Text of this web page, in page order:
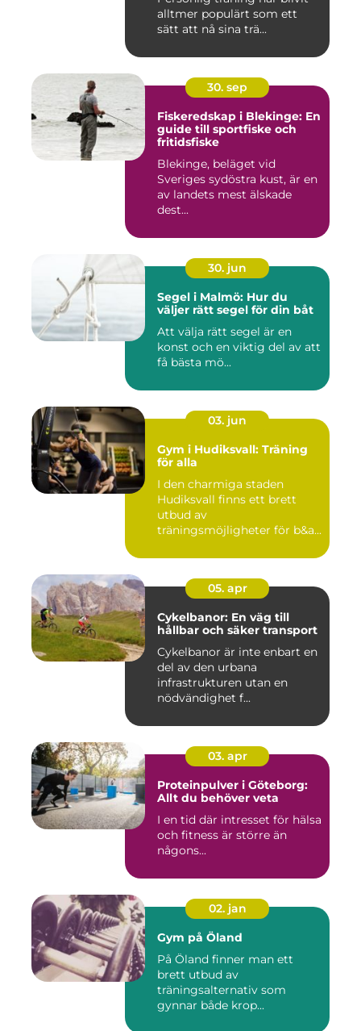
alltmer populärt som ett
sätt att nå sina trä...
30. sep
Fiskeredskap i Blekinge: En
guide till sportfiske och
fritidsfiske
Blekinge, beläget vid
Sveriges sydöstra kust, är en
av landets mest älskade
dest...
30. jun
Segel i Malmö: Hur du
väljer rätt segel för din båt
Att välja rätt segel är en
konst och en viktig del av att
få bästa mö...
03. jun
Gym i Hudiksvall: Träning
för alla
I den charmiga staden
Hudiksvall finns ett brett
utbud av
träningsmöjligheter för b&a...
05. apr
Cykelbanor: En väg till
hållbar och säker transport
Cykelbanor är inte enbart en
del av den urbana
infrastrukturen utan en
nödvändighet f...
03. apr
Proteinpulver i Göteborg:
Allt du behöver veta
I en tid där intresset för hälsa
och fitness är större än
någons...
02. jan
Gym på Öland
På Öland finner man ett
brett utbud av
träningsalternativ som
gynnar både krop...